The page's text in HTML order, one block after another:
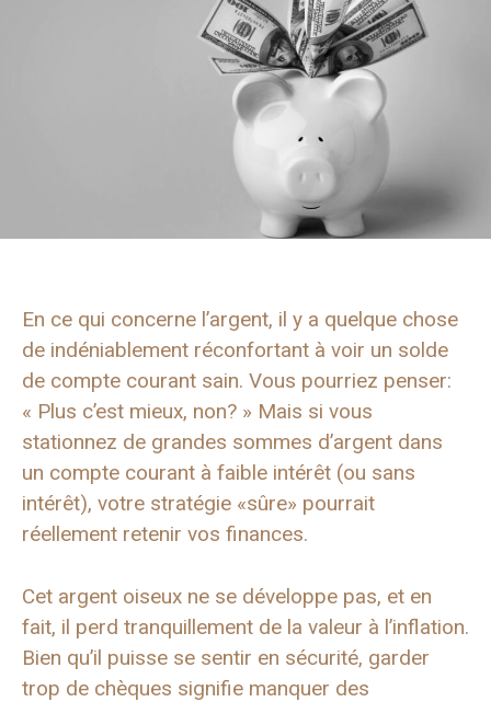
En ce qui concerne l’argent, il y a quelque chose
de indéniablement réconfortant à voir un solde
de compte courant sain. Vous pourriez penser:
« Plus c’est mieux, non? » Mais si vous
stationnez de grandes sommes d’argent dans
un compte courant à faible intérêt (ou sans
intérêt), votre stratégie «sûre» pourrait
réellement retenir vos finances.
Cet argent oiseux ne se développe pas, et en
fait, il perd tranquillement de la valeur à l’inflation.
Bien qu’il puisse se sentir en sécurité, garder
trop de chèques signifie manquer des